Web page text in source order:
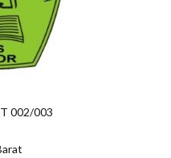
002/003